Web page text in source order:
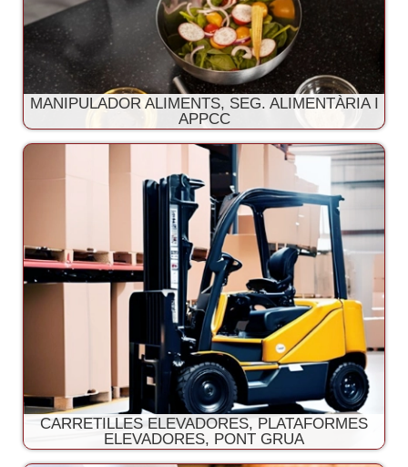
MANIPULADOR ALIMENTS, SEG. ALIMENTÀRIA I
APPCC
CARRETILLES ELEVADORES, PLATAFORMES
ELEVADORES, PONT GRUA